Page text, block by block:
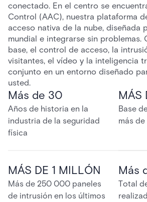
conectado. En el centro se
Control (AAC), nuestra plataforma
acceso nativa de la nube, diseñada
mundial e integrarse sin problemas.
base, el control de acceso, la
visitantes, el vídeo y la inteligencia
conjunto en un entorno diseñado
usted.
Más de 30
Años de historia en la
industria de la seguridad
física
MÁS
Base
más
MÁS DE 1 MILLÓN
Más de 250 000 paneles
de intrusión en los últimos
Más
Total